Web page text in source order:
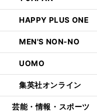
HAPPY PLUS ONE
MEN'S NON-NO
UOMO
集英社オンライン
芸能・情報・スポーツ